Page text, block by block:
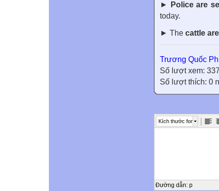
►
Police are
today.
► The cattle
Trương Quốc
Số lượt xem:
Số lượt thích: 0
Kích thước font
Đường dẫn: p